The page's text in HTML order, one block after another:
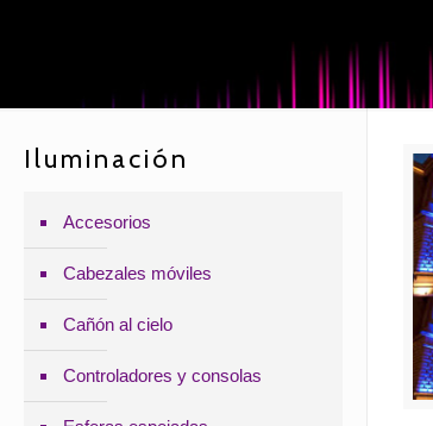
Iluminación
Accesorios
Cabezales móviles
Cañón al cielo
Controladores y consolas